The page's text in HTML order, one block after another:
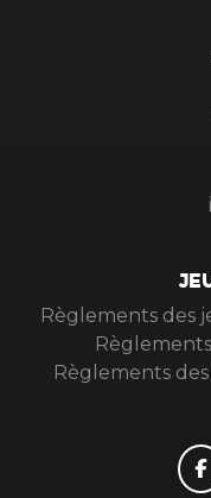
Règlements des
Règlements